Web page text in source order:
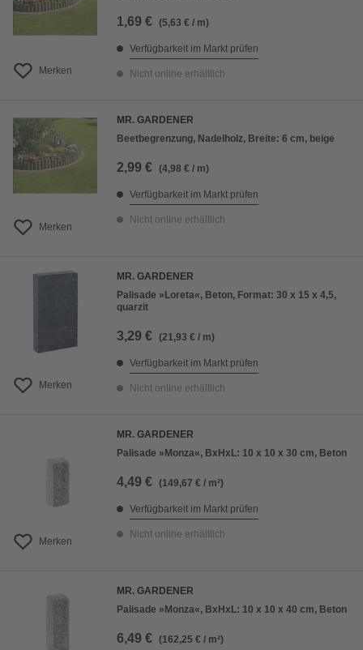
Merken
1,69 € (5,63 € / m)
Verfügbarkeit im Markt prüfen
Nicht online erhältlich
Merken
MR. GARDENER
Beetbegrenzung, Nadelholz, Breite: 6 cm, beige
2,99 € (4,98 € / m)
Verfügbarkeit im Markt prüfen
Nicht online erhältlich
Merken
MR. GARDENER
Palisade »Loreta«, Beton, Format: 30 x 15 x 4,5,
quarzit
3,29 € (21,93 € / m)
Verfügbarkeit im Markt prüfen
Nicht online erhältlich
Merken
MR. GARDENER
Palisade »Monza«, BxHxL: 10 x 10 x 30 cm, Beton
4,49 € (149,67 € / m²)
Verfügbarkeit im Markt prüfen
Nicht online erhältlich
MR. GARDENER
Palisade »Monza«, BxHxL: 10 x 10 x 40 cm, Beton
6,49 € (162,25 € / m²)